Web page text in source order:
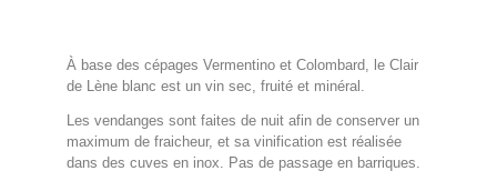
À base des cépages Vermentino et Colombard, le Clair
de Lène blanc est un vin sec, fruité et minéral.
Les vendanges sont faites de nuit afin de conserver un
maximum de fraicheur, et sa vinification est réalisée
dans des cuves en inox. Pas de passage en barriques.